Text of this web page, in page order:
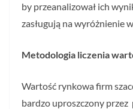
by przeanalizował ich
zasługują na wyróżnienie
Metodologia liczenia
Wartość rynkowa firm
bardzo uproszczony